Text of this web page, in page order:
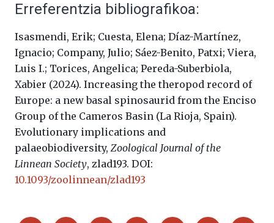
Erreferentzia bibliografikoa:
Isasmendi, Erik; Cuesta, Elena; Díaz-Martínez,
Ignacio; Company, Julio; Sáez-Benito, Patxi; Viera,
Luis I.; Torices, Angelica; Pereda-Suberbiola,
Xabier (2024). Increasing the theropod record of
Europe: a new basal spinosaurid from the Enciso
Group of the Cameros Basin (La Rioja, Spain).
Evolutionary implications and
palaeobiodiversity, Zoological Journal of the
Linnean Society, zlad193. DOI:
10.1093/zoolinnean/zlad193